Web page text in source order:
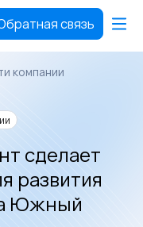
связь
компании
сделает
развития
Южный